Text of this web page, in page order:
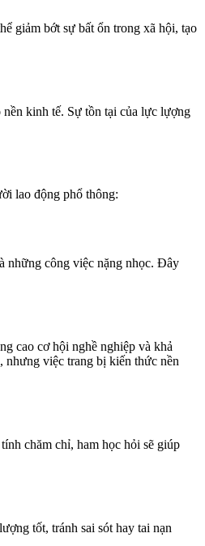
giảm bớt sự bất ổn trong xã hội, tạo
kinh tế. Sự tồn tại của lực lựợng
lao động phổ thông:
những công việc nặng nhọc. Đây
cao cơ hội nghề nghiệp và khả
nhưng việc trang bị kiến thức nền
chăm chỉ, ham học hỏi sẽ giúp
tốt, tránh sai sót hay tai nạn